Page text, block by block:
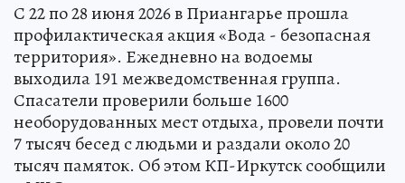
С 22 по 28 июня 2026 в Приангарье прошла
профилактическая акция «Вода - безопасная
территория». Ежедневно на водоемы
выходила 191 межведомственная группа.
Спасатели проверили больше 1600
необорудованных мест отдыха, провели почти
7 тысяч бесед с людьми и раздали около 20
тысяч памяток. Об этом КП-Иркутск сообщили